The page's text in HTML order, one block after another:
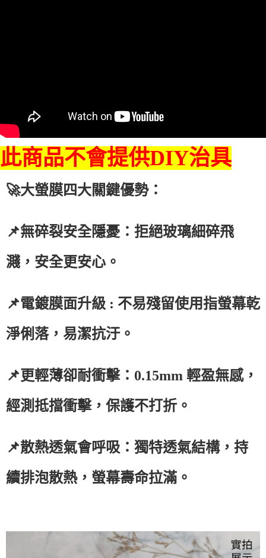
此商品不會提供DIY治具
🚀大螢膜四大關鍵優勢：
📌無碎裂安全隱憂：拒絕玻璃細碎飛
濺，安全更安心。
📌電鍍膜面升級 : 不易殘留使用指螢幕乾
淨俐落，易潔抗汙。
📌更輕薄卻耐衝擊：0.15mm 輕盈無感，
經測抵擋衝擊，保護不打折。
📌散熱透氣會呼吸：獨特透氣結構，持
續排泡散熱，螢幕壽命拉滿。